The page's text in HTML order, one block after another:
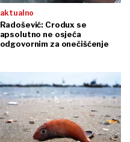
aktualno
Radošević: Crodux se
apsolutno ne osjeća
odgovornim za onečišćenje